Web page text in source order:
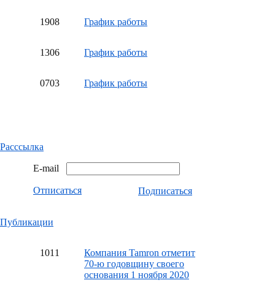
1908 График работы
1306 График работы
0703 График работы
Расссылка
E-mail
Отписаться Подписаться
Публикации
1011
Компания Tamron отметит
70-ю годовщину своего
основания 1 ноября 2020